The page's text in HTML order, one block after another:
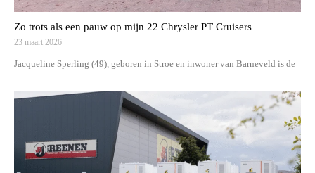
Zo trots als een pauw op mijn 22 Chrysler PT Cruisers
23 maart 2026
Jacqueline Sperling (49), geboren in Stroe en inwoner van Barneveld is de